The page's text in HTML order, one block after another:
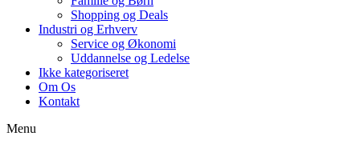
Shopping og Deals
Industri og Erhverv
Service og Økonomi
Uddannelse og Ledelse
Ikke kategoriseret
Om Os
Kontakt
Menu